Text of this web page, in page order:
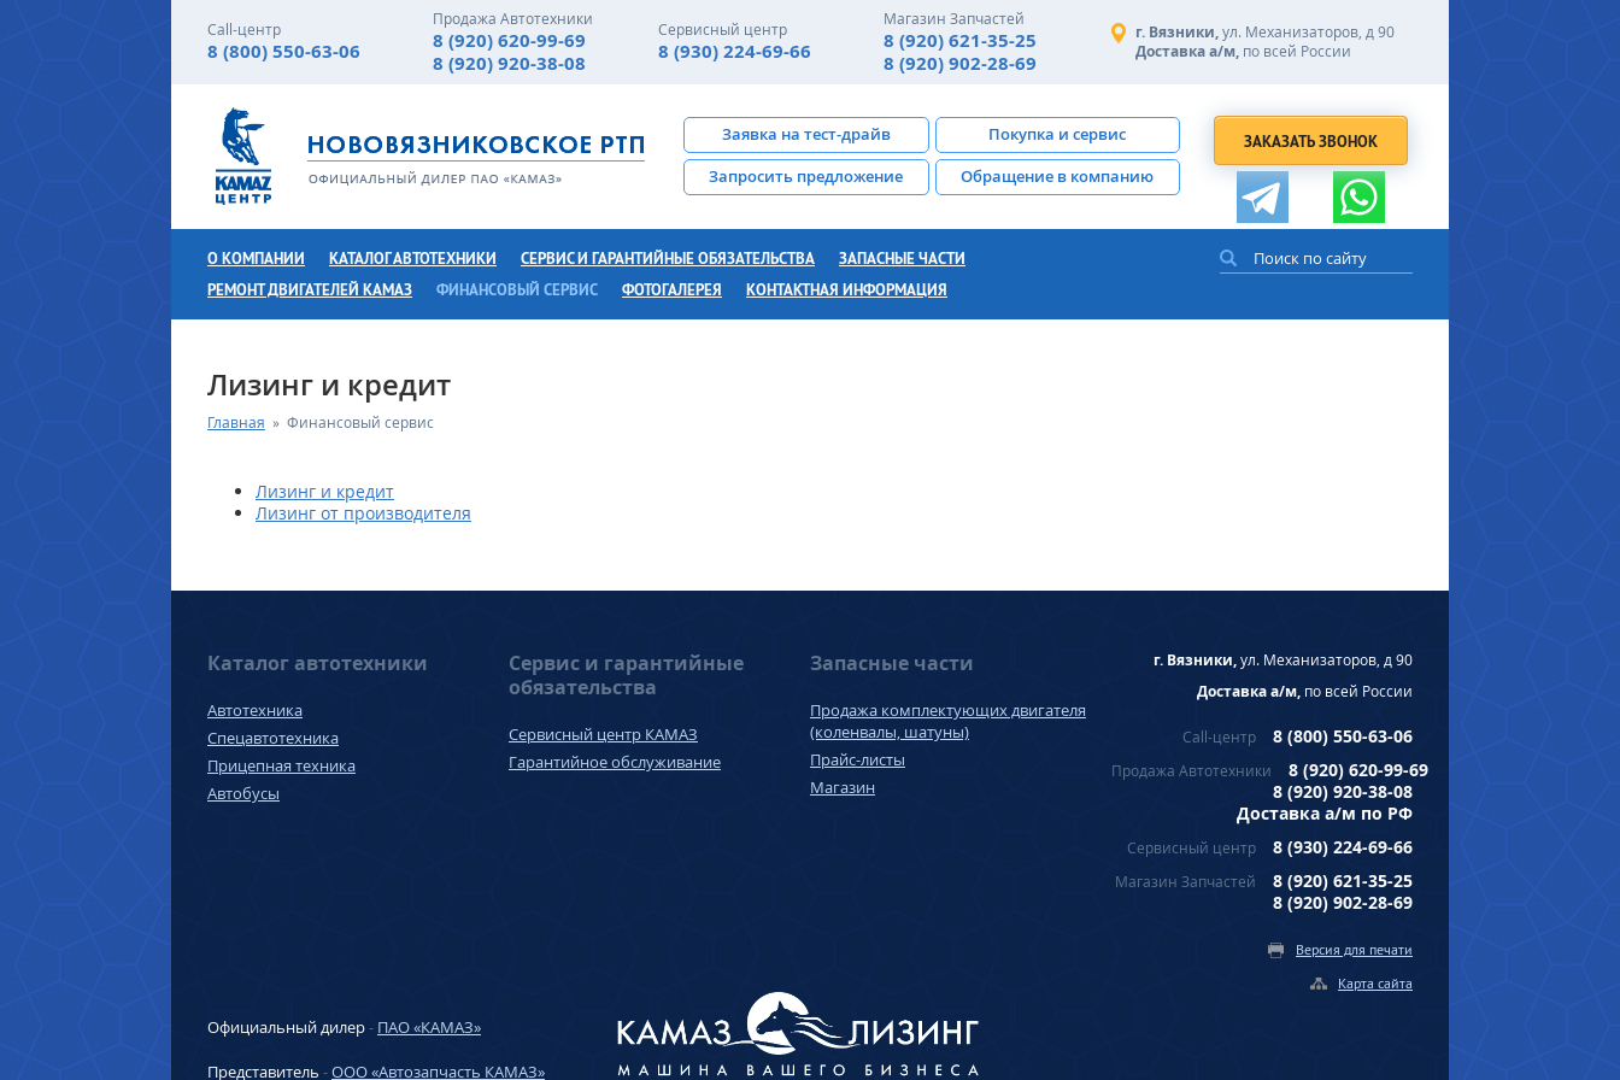
Call-центр
8 (800) 550-63-06
Продажа Автотехники
8 (920) 620-99-69
8 (920) 920-38-08
Сервисный центр
8 (930) 224-69-66
Магазин Запчастей
8 (920) 621-35-25
8 (920) 902-28-69
г. Вязники,ул. Механизаторов, д 90
Доставка а/м, по всей России
ЗАКАЗАТЬ ЗВОНОК
Заявка на тест-драйв
Покупка и сервис
Запросить предложение
Обращение в компанию
О КОМПАНИИ КАТАЛОГ АВТОТЕХНИКИ СЕРВИС И ГАРАНТИЙНЫЕ ОБЯЗАТЕЛЬСТВА
ЗАПАСНЫЕ ЧАСТИ
РЕМОНТ ДВИГАТЕЛЕЙ КАМАЗ
ФИНАНСОВЫЙ СЕРВИС ФОТОГАЛЕРЕЯ КОНТАКТНАЯ ИНФОРМАЦИЯ
Лизинг и кредит
Главная » Финансовый сервис
Лизинг и кредит
Лизинг от производителя
Каталог автотехники
Автотехника
Спецавтотехника
Прицепная техника
Автобусы
Сервис и гарантийные
обязательства
Сервисный центр КАМАЗ
Гарантийное обслуживание
Запасные части
Продажа комплектующих двигателя
(коленвалы, шатуны)
Прайс-листы
Магазин
г. Вязники,ул. Механизаторов, д 90
Доставка а/м, по всей России
Call-центр 8 (800) 550-63-06
Продажа Автотехники
8 (920) 620-99-69
8 (920) 920-38-08
Доставка а/м по РФ
Сервисный центр 8 (930) 224-69-66
Магазин Запчастей
8 (920) 621-35-25
8 (920) 902-28-69
Версия для печати
Карта сайта
Официальный дилер- ПАО «КАМАЗ»
Представитель -ООО «Автозапчасть КАМАЗ»